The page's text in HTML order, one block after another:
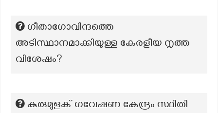
ഗീതാഗോവിന്ദത്തെ
അടിസ്ഥാനമാക്കിയുള്ള കേരളീയ നൃത്ത
വിശേഷം?
കുരുമുളക് ഗവേഷണ കേന്ദ്രം സ്ഥിതി